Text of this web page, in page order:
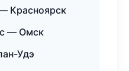
Красноярск
— Омск
Удэ